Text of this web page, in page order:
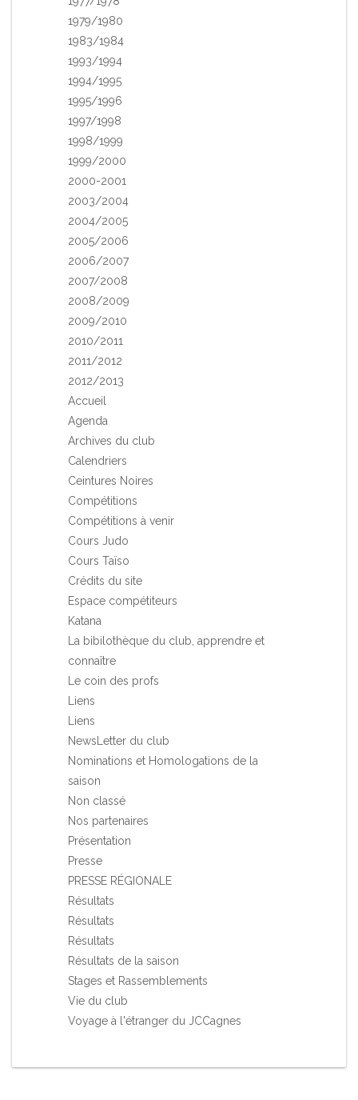
1979/1980
1983/1984
1993/1994
1994/1995
1995/1996
1997/1998
1998/1999
1999/2000
2000-2001
2003/2004
2004/2005
2005/2006
2006/2007
2007/2008
2008/2009
2009/2010
2010/2011
2011/2012
2012/2013
Accueil
Agenda
Archives du club
Calendriers
Ceintures Noires
Compétitions
Compétitions à venir
Cours Judo
Cours Taïso
Crédits du site
Espace compétiteurs
Katana
La bibilothèque du club, apprendre et
connaître
Le coin des profs
Liens
Liens
NewsLetter du club
Nominations et Homologations de la
saison
Non classé
Nos partenaires
Présentation
Presse
PRESSE RÉGIONALE
Résultats
Résultats
Résultats
Résultats de la saison
Stages et Rassemblements
Vie du club
Voyage à l'étranger du JCCagnes